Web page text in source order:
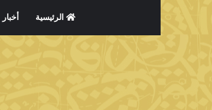
الرئيسية أخبار